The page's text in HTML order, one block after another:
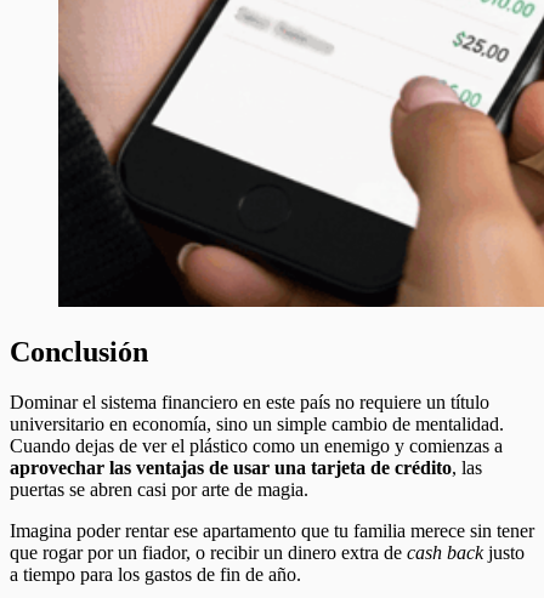
Conclusión
Dominar el sistema financiero en este país no requiere un título
universitario en economía, sino un simple cambio de mentalidad.
Cuando dejas de ver el plástico como un enemigo y comienzas a
aprovechar las ventajas de usar una tarjeta de crédito, las
puertas se abren casi por arte de magia.
Imagina poder rentar ese apartamento que tu familia merece sin tener
que rogar por un fiador, o recibir un dinero extra de cash backjusto
a tiempo para los gastos de fin de año.